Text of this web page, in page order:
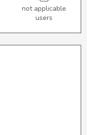
not applicable
users